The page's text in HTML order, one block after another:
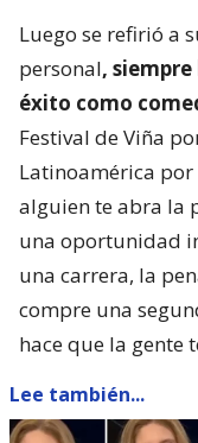
Luego se refirió a
personal,
éxito como
Festival de Viña
Latinoamérica por
alguien te abra la
una oportunidad
una carrera, la
compre una
hace que la gente
Lee también...